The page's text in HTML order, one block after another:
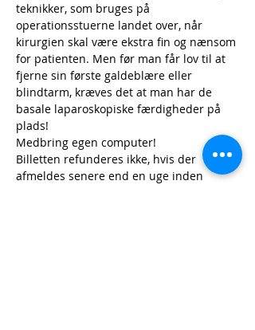
teknikker, som bruges på
operationsstuerne landet over, når
kirurgien skal være ekstra fin og nænsom
for patienten. Men før man får lov til at
fjerne sin første galdeblære eller
blindtarm, kræves det at man har de
basale laparoskopiske færdigheder på
plads!
Medbring egen computer!
Billetten refunderes ikke, hvis der
afmeldes senere end en uge inden